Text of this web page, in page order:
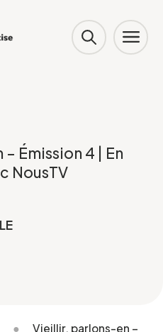
●
Vieillir, parlons-en –
Émission 4 | En
NousTV